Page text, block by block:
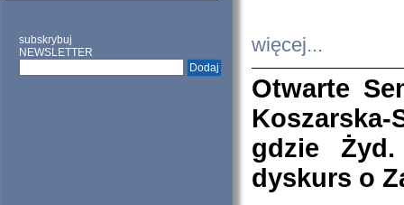
subskrybuj
NEWSLETTER
więcej...
Otwarte
Koszarska-
gdzie
dyskurs o